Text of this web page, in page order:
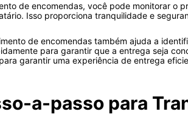
de encomendas, você pode monitorar o
Isso proporciona tranquilidade e
de encomendas também ajuda a
para garantir que a entrega seja
garantir uma experiência de entrega
a-passo para